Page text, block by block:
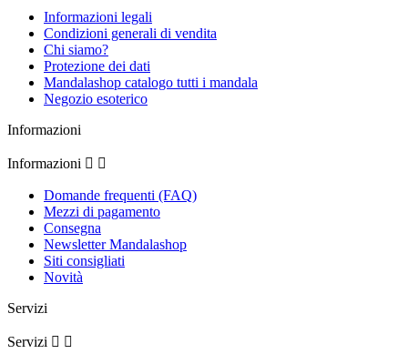
Informazioni legali
Condizioni generali di vendita
Chi siamo?
Protezione dei dati
Mandalashop catalogo tutti i mandala
Negozio esoterico
Informazioni
Informazioni  
Domande frequenti (FAQ)
Mezzi di pagamento
Consegna
Newsletter Mandalashop
Siti consigliati
Novità
Servizi
Servizi  